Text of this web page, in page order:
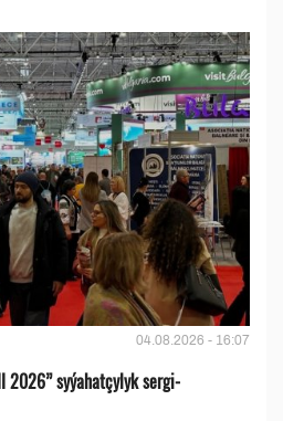
04.08.2026 - 16:07
2026” syýahatçylyk sergi-